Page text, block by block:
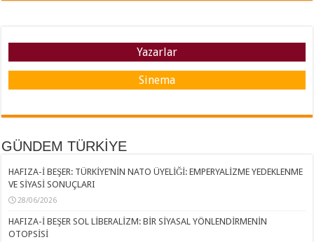
Yazarlar
Sinema
GÜNDEM TÜRKİYE
HAFIZA-İ BEŞER: TÜRKİYE’NİN NATO ÜYELİĞİ: EMPERYALİZME YEDEKLENME
VE SİYASİ SONUÇLARI
28/06/2026
HAFIZA-İ BEŞER SOL LİBERALİZM: BİR SİYASAL YÖNLENDİRMENİN
OTOPSİSİ